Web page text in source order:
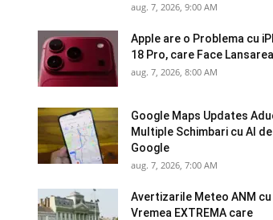
aug. 7, 2026, 9:00 AM
Apple are o Problema cu
18 Pro, care Face
aug. 7, 2026, 8:00 AM
Google Maps Updates
Multiple Schimbari cu AI
Google
aug. 7, 2026, 7:00 AM
Avertizarile Meteo ANM cu
Vremea EXTREMA care